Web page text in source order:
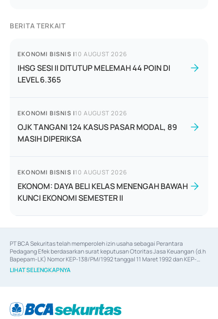
BERITA TERKAIT
EKONOMI BISNIS |10 AUGUST 2026
IHSG SESI II DITUTUP MELEMAH 44 POIN DI
LEVEL 6.365
EKONOMI BISNIS |10 AUGUST 2026
OJK TANGANI 124 KASUS PASAR MODAL, 89
MASIH DIPERIKSA
EKONOMI BISNIS |10 AUGUST 2026
EKONOM: DAYA BELI KELAS MENENGAH BAWAH
KUNCI EKONOMI SEMESTER II
PT BCA Sekuritas telah memperoleh izin usaha sebagai Perantara
Pedagang Efek berdasarkan surat keputusan Otoritas Jasa Keuangan (d.h
Bapepam-LK) Nomor KEP-138/PM/1992 tanggal 11 Maret 1992 dan KEP-
06/D.04/2014 tanggal 28 Februari 2014, izin usaha sebagai Penjamin Emisi
Efek berdasarkan surat keputusan Otoritas Jasa Keuangan Nomor KEP-
berdasarkan surat keputusan Otoritas Jasa Keuangan Nomor S-
67/PM.21/2017 tanggal 3 Februari 2017, dan beberapa izin usaha lainnya
LIHAT SELENGKAPNYA